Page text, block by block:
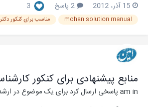
15 آذر، 2012
2 پاسخ 3
mohan solution manual مناسب براي كنكور دكترا
منابع پیشنهادی برای کنکور
am inپاسخی ارسال کرد برای یک موضوع درارشد